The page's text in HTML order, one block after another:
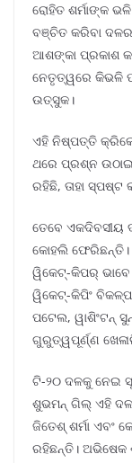
ରୋହିତ ଶର୍ମାଙ୍କ
ବଞ୍ଚିତ କରିବା
ଆଶଙ୍କା ପ୍ରକାଶ
ନେତୃତ୍ୱରେ କିଭଳି
ଉତ୍ସୁକ।
ଏହି ନିଷ୍ପତ୍ତି
ଥରେ ପ୍ରଶ୍ନ
ରହିଛି, ତାହା ସ୍ପଷ୍ଟ
ତେବେ ଏକଦିବସୀୟ
କୋହଲି
ୱିକେଟ୍-କିପର୍
ୱିକେଟ୍-କିପିଂ
ପଟେଲ, ୱାଶିଂଟନ୍
ଗୁରୁତ୍ୱପୂର୍ଣ୍ଣ
ଟି-୨୦ ଦଳକୁ ନେଇ
ଶୁଭମନ୍ ଗିଲ୍ ଏହି
ଜିତେଶ୍ ଶର୍ମା ଏବଂ
ରହିଛନ୍ତି। ଅଭିଷେକ